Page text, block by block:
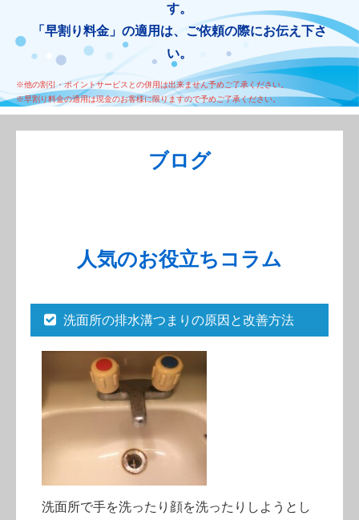
す。
「早割り料金」の適用は、ご依頼の際にお伝え下さ
い。
※他の割引・ポイントサービスとの併用は出来ません予めご了承ください。
※早割り料金の適用は現金のお客様に限りますので予めご了承ください。
ブログ
人気のお役立ちコラム
洗面所の排水溝つまりの原因と改善方法
洗面所で手を洗ったり顔を洗ったりしようとし